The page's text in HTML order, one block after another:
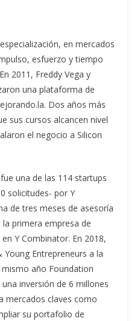
en mercados
esfuerzo y tiempo
2011, Freddy Vega y
una plataforma de
Dos años más
sus cursos alcancen nivel
el negocio a Silicon
una de las 114 startups
solicitudes- por Y
de tres meses de asesoría
primera empresa de
Y Combinator. En 2018,
Entrepreneurs a la
mismo año Foundation
inversión de 6 millones
mercados claves como
su portafolio de